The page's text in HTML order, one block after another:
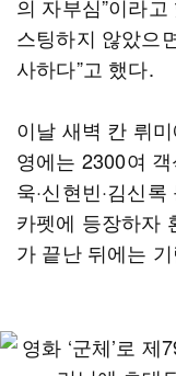
의 자부심”이라
스팅하지 않았으
사하다”고 했다.
이날 새벽 칸 뤼
영에는 2300여
욱·신현빈·김신
카펫에 등장하자
가 끝난 뒤에는